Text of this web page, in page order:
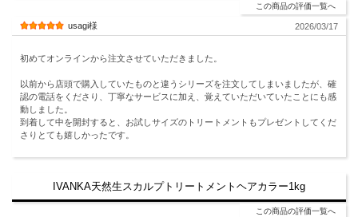
この商品の評価一覧へ
usagi様 2026/03/17
初めてオンラインから注文させていただきました。
以前から店頭で購入していたものと違うシリーズを注文してしまいましたが、確
認の電話をくださり、丁寧なサービスに加え、覚えていただいていたことにも感
動しました。
到着して中を開封すると、お試しサイズのトリートメントもプレゼントしてくだ
さりとても嬉しかったです。
IVANKA天然生スカルプトリートメントヘアカラー1kg
この商品の評価一覧へ